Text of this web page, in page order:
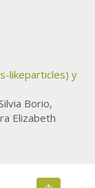
likeparticles) y
Borio,
Elizabeth